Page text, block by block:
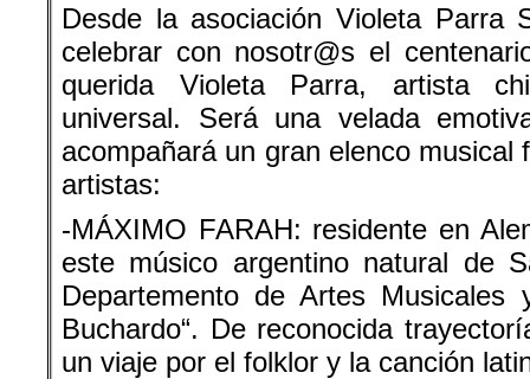
Desde la asociación Violeta Parra
celebrar con nosotr@s el
querida Violeta Parra, artista
universal. Será una velada
acompañará un gran elenco musical
artistas:
-MÁXIMO FARAH: residente en
este músico argentino natural de
Departemento de Artes Musicales
Buchardo“. De reconocida
un viaje por el folklor y la canción